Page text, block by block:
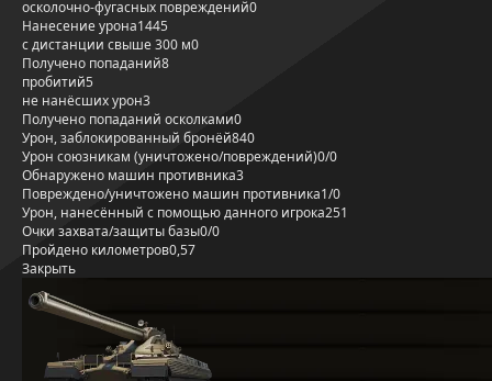
осколочно-фугасных повреждений0
Нанесение урона1445
с дистанции свыше 300 м0
Получено попаданий8
пробитий5
не нанёсших урон3
Получено попаданий осколками0
Урон, заблокированный бронёй840
Урон союзникам (уничтожено/повреждений)0/0
Обнаружено машин противника3
Повреждено/уничтожено машин противника1/0
Урон, нанесённый с помощью данного игрока251
Очки захвата/защиты базы0/0
Пройдено километров0,57
Закрыть